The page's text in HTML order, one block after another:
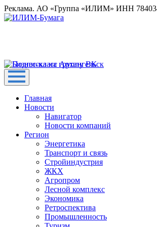
Реклама. АО «Группа «ИЛИМ» ИНН
Главная
Новости
Навигатор
Новости компаний
Регион
Энергетика
Транспорт и связь
Стройиндустрия
ЖКХ
Агропром
Лесной комплекс
Экономика
Ретроспектива
Промышленность